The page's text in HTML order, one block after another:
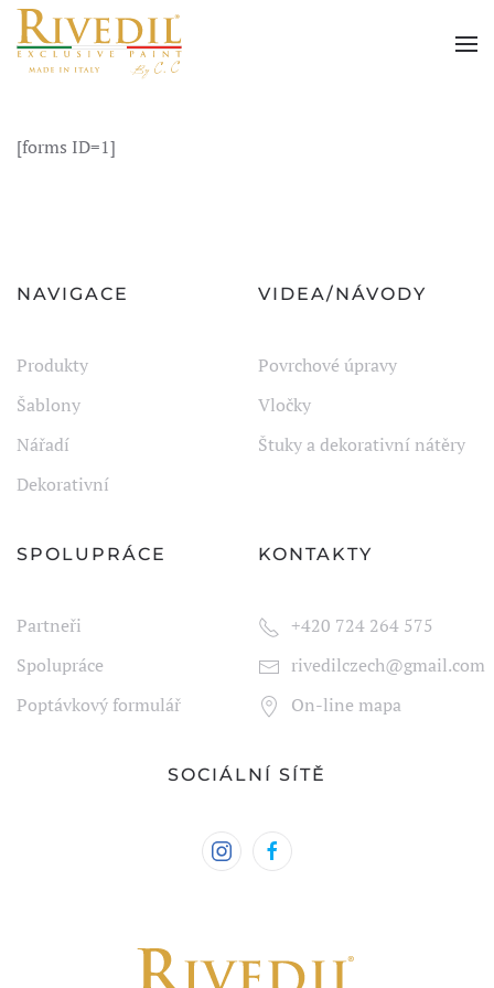
Skip to main content
[forms ID=1]
NAVIGACE
Produkty
Šablony
Nářadí
Dekorativní
VIDEA/NÁVODY
Povrchové úpravy
Vločky
Štuky a dekorativní nátěry
SPOLUPRÁCE
Partneři
Spolupráce
Poptávkový formulář
KONTAKTY
+420 724 264 575
rivedilczech@gmail.com
On-line mapa
SOCIÁLNÍ SÍTĚ